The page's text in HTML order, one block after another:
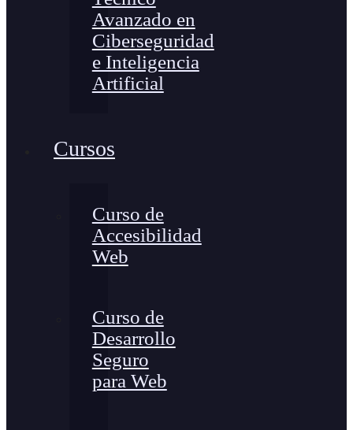
Avanzado en
Ciberseguridad
e Inteligencia
Artificial
Cursos
Curso de
Accesibilidad
Web
Curso de
Desarrollo
Seguro
para Web